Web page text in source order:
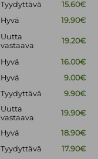
Tyydyttävä
15.60€
Hyvä
19.90€
Uutta
vastaava
19.20€
Hyvä
16.00€
Hyvä
9.00€
Tyydyttävä 9.90€
Uutta
vastaava
19.90€
Hyvä
18.90€
Tyydyttävä 17.90€